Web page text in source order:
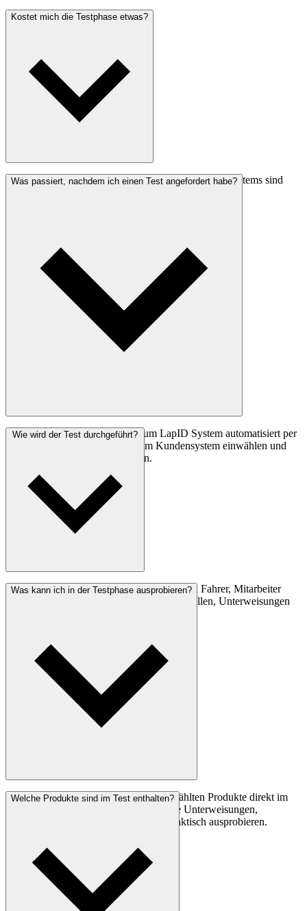
Kostet mich die Testphase etwas?
Nein, der Test der LapID Produkte und des LapID Systems sind
Was passiert, nachdem ich einen Test angefordert habe?
Sie erhalten die Zugangsdaten zum LapID System automatisiert per
E-Mail. Damit können Sie sich im Kundensystem einwählen und
die ausgewählten Produkte testen.
Sie aktivieren die jeweiligen Produkte, legen Fahrer, Mitarbeiter
oder Fahrzeuge an und können dann Kontrollen, Unterweisungen
Was kann ich in der Testphase ausprobieren?
In der Testphase können Sie die ausgewählten Produkte direkt im
System testen und typische Prozesse wie Unterweisungen,
Kontrollen oder Terminzuweisungen praktisch ausprobieren.
Welche Produkte sind im Test enthalten?